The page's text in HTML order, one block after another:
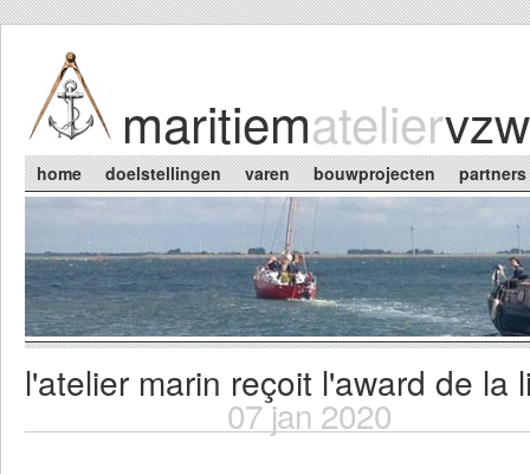
maritiemateliervzw
Main menu
home doelstellingen varen bouwprojecten partners
You are here
l'atelier marin reçoit l'award de la
07 jan 2020